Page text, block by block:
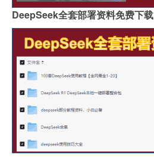
DeepSeek全套部署资料免费下载